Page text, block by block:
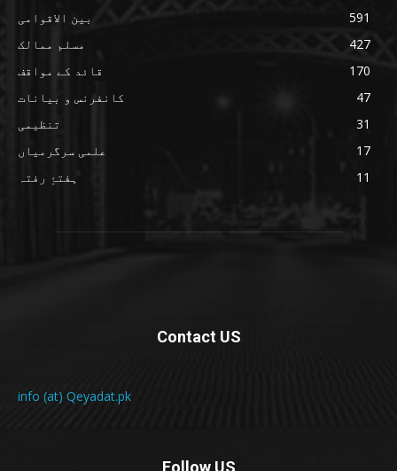
بین الاقوامی
591
مسلم ممالک
427
قائد کے مواقف
170
کانفرنس و بیانات
47
تنظیمی
31
علمی سرگرمیاں
17
ہفتۂِ رفتہ
11
Contact US
info (at) Qeyadat.pk
Follow US